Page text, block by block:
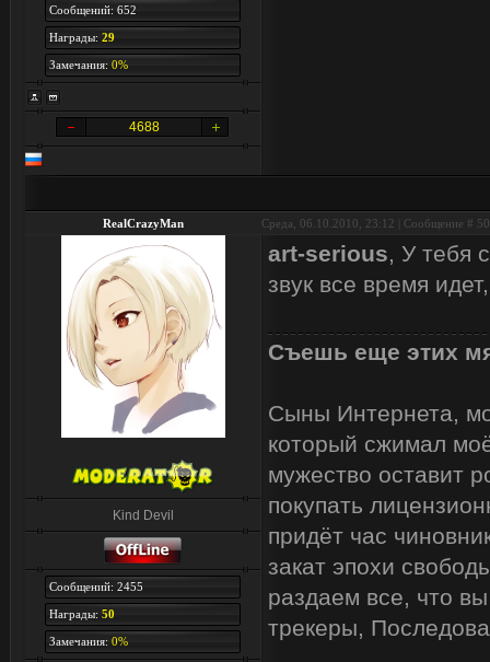
Сообщений: 652
Награды: 29
Замечания: 0%
4688
RealCrazyMan Среда, 06.10.2010, 23:12 | Сообщение # 50
Kind Devil
Сообщений: 2455
Награды: 50
Замечания: 0%
art-serious, У тебя
звук все время
Съешь еще этих
Сыны Интернета,
который сжимал
мужество оставит
покупать
придёт час
закат эпохи
раздаем все, что
трекеры,